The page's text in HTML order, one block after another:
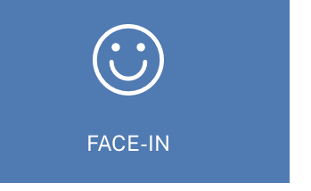
FACE-IN